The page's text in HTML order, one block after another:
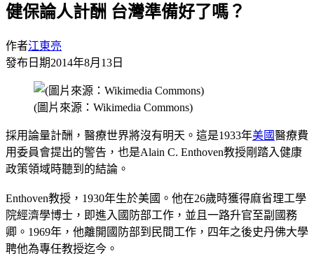
健保論人計酬 台灣準備好了嗎？
作者江東亮
發布日期2014年8月13日
(圖片來源：Wikimedia Commons)
採用論量計酬，醫療世界將沒有明天。這是1933年美國醫療費
用委員會提出的警告，也是Alain C. Enthoven教授剛踏入健康
政策領域時聽到的結論。
Enthoven教授，1930年生於美國。他在26歲時獲得麻省理工學
院經濟學博士，即進入國防部工作，並且一路升官至副國務
卿。1969年，他離開國防部到民間工作，四年之後史丹佛大學
聘他為專任教授迄今。